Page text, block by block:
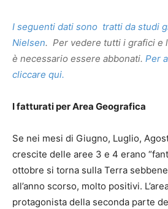
I seguenti dati sono tratti da studi
Nielsen. Per vedere tutti i grafici e
è necessario essere abbonati. Per
cliccare qui.
I fatturati per Area Geografica
Se nei mesi di Giugno, Luglio,
crescite delle aree 3 e 4 erano
ottobre si torna sulla Terra
all’anno scorso, molto positivi.
protagonista della seconda parte